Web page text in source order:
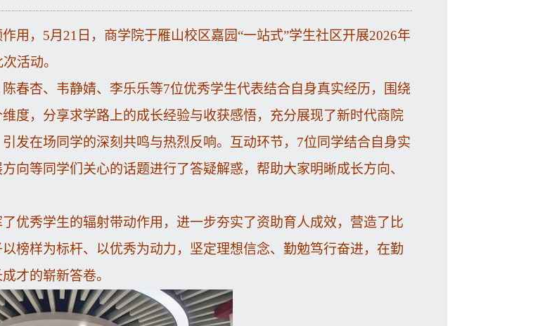
用，5月21日，商学院于雁山校区嘉园“一站式”学生社区开展2026年
活动。
春杏、韦静婧、李乐乐等7位优秀学生代表结合自身真实经历，围绕
度，分享求学路上的成长经验与收获感悟，充分展现了新时代商院
发在场同学的深刻共鸣与热烈反响。互动环节，7位同学结合自身实
向等同学们关心的话题进行了答疑解惑，帮助大家明晰成长方向、
优秀学生的辐射带动作用，进一步夯实了资助育人成效，营造了比
榜样为标杆、以优秀为动力，坚定理想信念、勤勉笃行奋进，在勤
才的崭新答卷。